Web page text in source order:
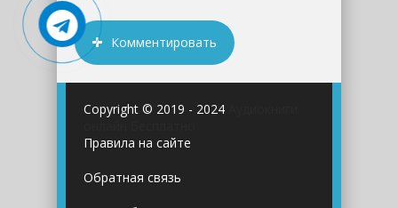
Комментировать
Copyright © 2019 - 2024
Правила на сайте
Обратная связь